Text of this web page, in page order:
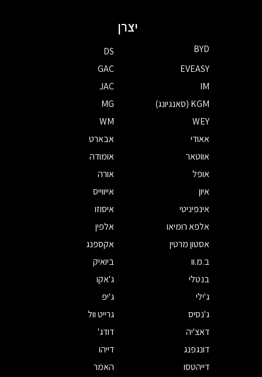
יצרן
BYD
DS
EVEASY
GAC
IM
JAC
KGM (סאנגיונג)
MG
WEY
WM
אאודי
אבארט
אווטאר
אומודה
אופל
אורה
איון
אייווייס
אינפיניטי
איסוזו
אלפא רומיאו
אלפין
אסטון מרטין
אקספנג
ב.מ.וו
ביואיק
בנטלי
ג'אקו
ג'ילי
ג'יפ
ג'נסיס
גרייט וול
דאצ'יה
דודג'
דונגפנג
דייהו
דייהטסו
האמר